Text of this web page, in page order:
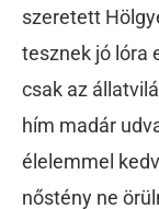
szeretett
tesznek jó lóra
csak az
hím madár
élelemmel
nőstény ne